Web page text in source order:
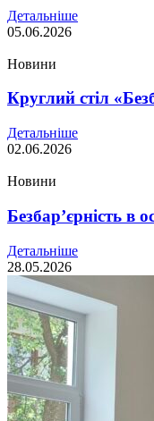
Детальніше
05.06.2026
Новини
Круглий стіл
Детальніше
02.06.2026
Новини
Безбар’єрність в
Детальніше
28.05.2026